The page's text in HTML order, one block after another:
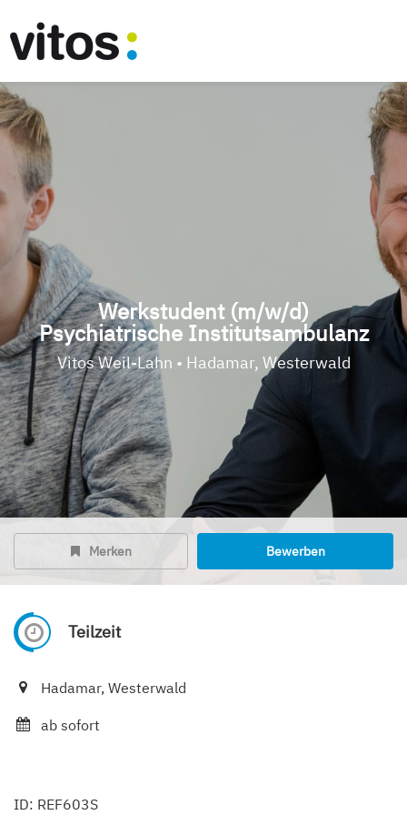
Werkstudent (m/w/d)
Psychiatrische Institutsambulanz
Vitos Weil-Lahn • Hadamar, Westerwald
Merken Bewerben
Teilzeit
Hadamar, Westerwald
ab sofort
ID: REF603S